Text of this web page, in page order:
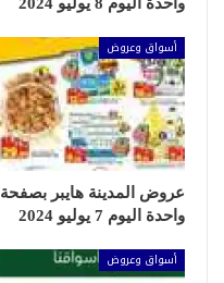
أسواق وعروض
عروض المدينة هايبر بصفحة
واحدة اليوم 7 يوليو 2024
أسواق وعروض